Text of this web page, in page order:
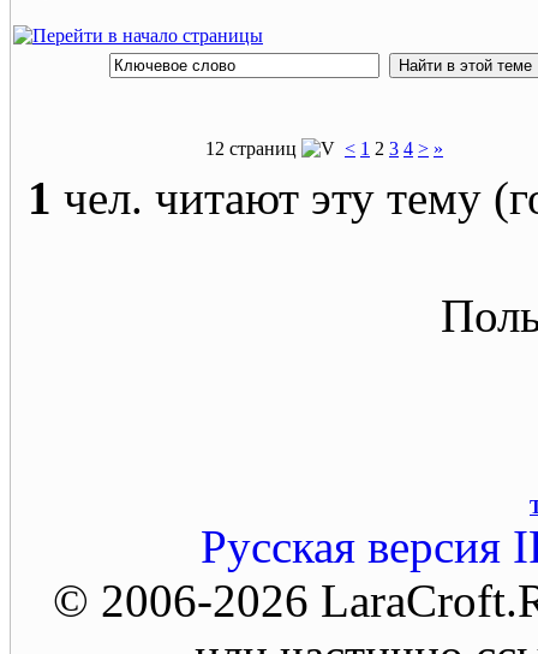
12 страниц < 1 2 3 4 > »
1 чел. читают эту тему
Русская версия
© 2006-2026